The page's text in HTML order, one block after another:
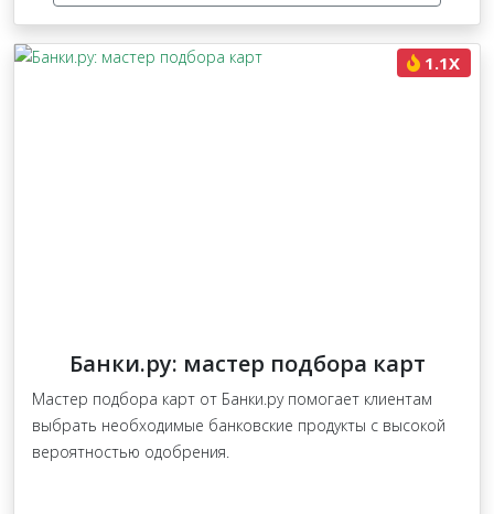
1.1X
Банки.ру: мастер подбора карт
Мастер подбора карт от Банки.ру помогает клиентам
выбрать необходимые банковские продукты с высокой
вероятностью одобрения.